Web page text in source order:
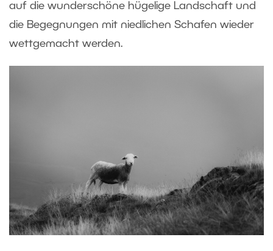
auf die wunderschöne hügelige Landschaft und
die Begegnungen mit niedlichen Schafen wieder
wettgemacht werden.